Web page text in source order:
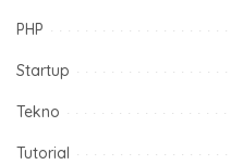
PHP
Startup
Tekno
Tutorial